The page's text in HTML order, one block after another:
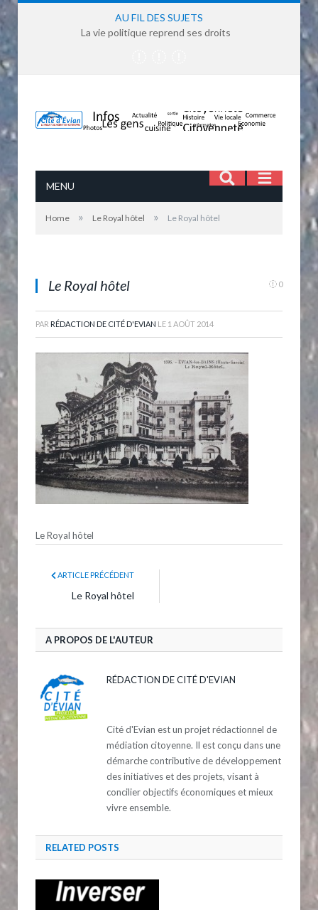
AU FIL DES SUJETS
La vie politique reprend ses droits
MENU
Home » Le Royal hôtel » Le Royal hôtel
Le Royal hôtel 0
PAR RÉDACTION DE CITÉ D'EVIAN LE 1 AOÛT 2014
Le Royal hôtel
ARTICLE PRÉCÉDENT
Le Royal hôtel
A PROPOS DE L'AUTEUR
RÉDACTION DE CITÉ D'EVIAN
Cité d'Evian est un projet rédactionnel de
médiation citoyenne. Il est conçu dans une
démarche contributive de développement
des initiatives et des projets, visant à
concilier objectifs économiques et mieux
vivre ensemble.
RELATED POSTS